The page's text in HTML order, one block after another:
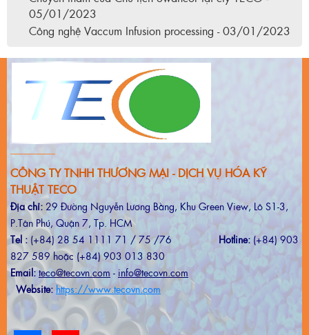
05/01/2023
Công nghệ Vaccum Infusion processing - 03/01/2023
CÔNG TY TNHH THƯƠNG MẠI - DỊCH VỤ HÓA KỸ
THUẬT TECO
Địa chỉ: 29 Đường Nguyễn Lương Bằng, Khu Green View, Lô S1-3,
P.Tân Phú, Quận 7, Tp. HCM
Tel : (+84) 28 54 1111 71 / 75 /76 Hotline: (+84) 903
827 589 hoặc (+84) 903 013 830
Email: teco@tecovn.com - info@tecovn.com
Website: https://www.tecovn.com